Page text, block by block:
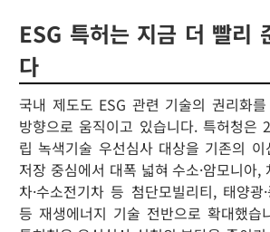
ESG 특허는 지금 더 빨리
다
국내 제도도 ESG 관련 기술의 권리화
방향으로 움직이고 있습니다. 특허청은
립 녹색기술 우선심사 대상을 기존의 이
저장 중심에서 대폭 넓혀 수소·암모니아,
차·수소전기차 등 첨단모빌리티, 태양광·
등 재생에너지 기술 전반으로 확대했습